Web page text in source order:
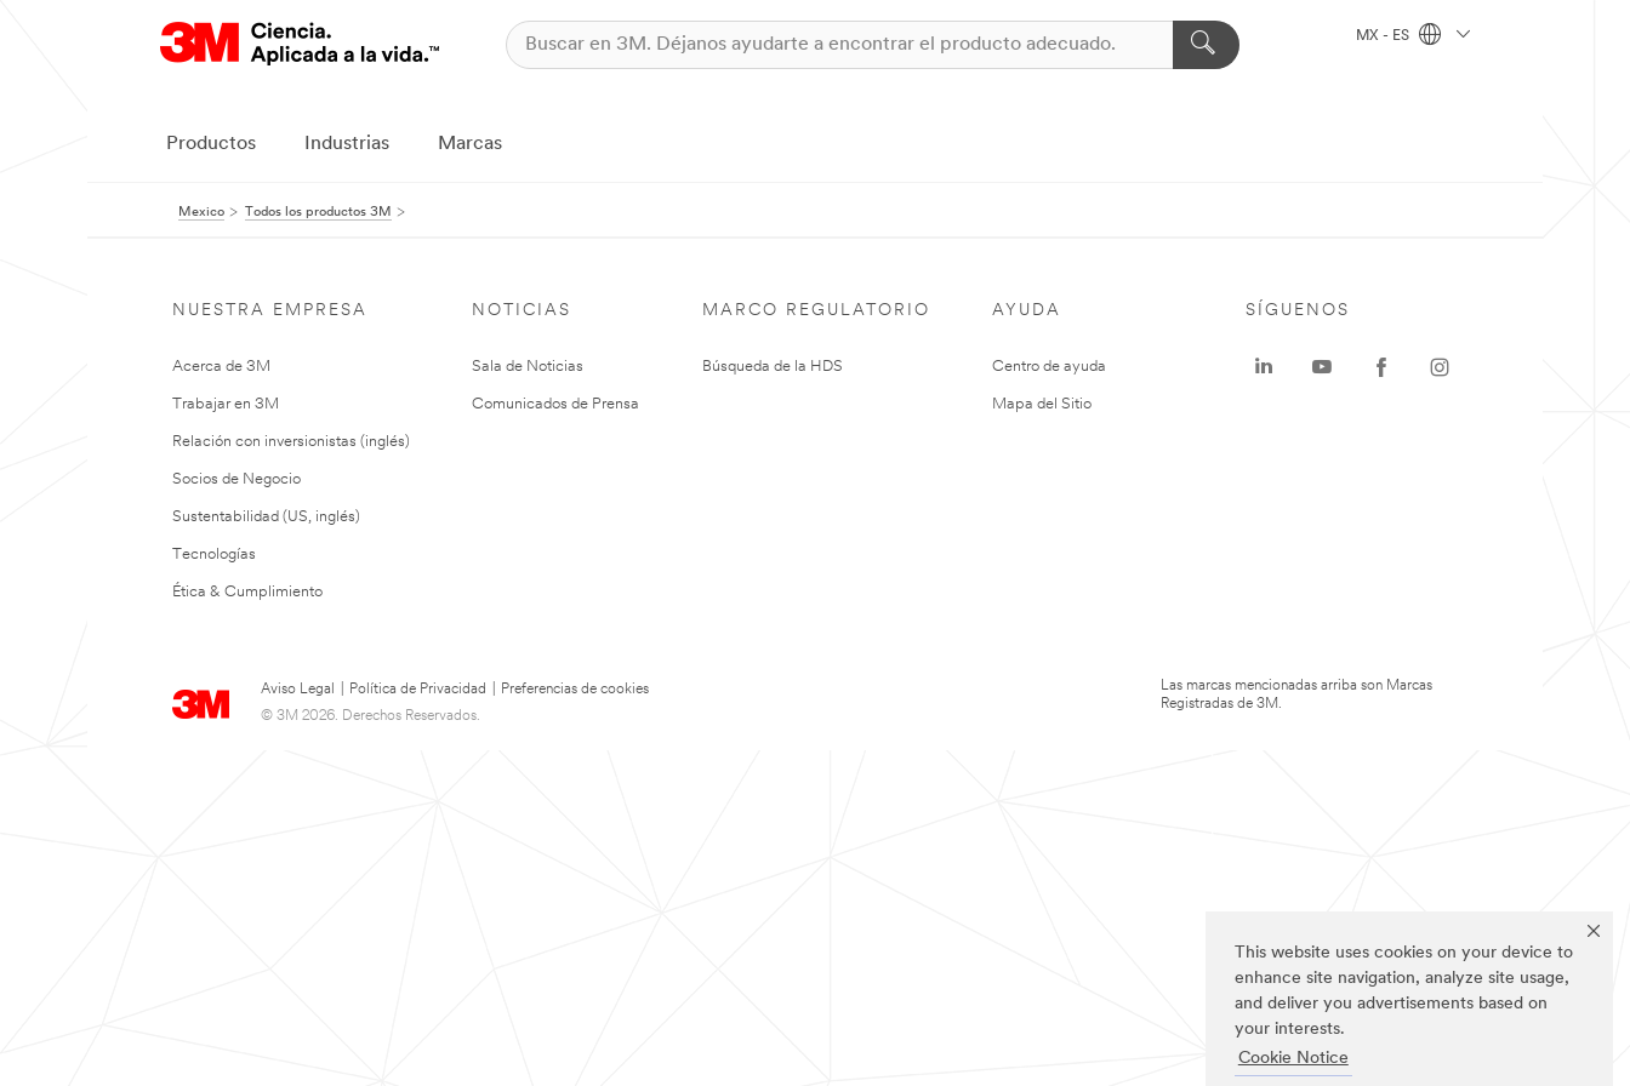
This website uses cookies on your device to
enhance site navigation, analyze site usage,
and deliver you advertisements based on
your interests.
Cookie Notice
MX - ES
Productos Industrias Marcas
Mexico Todos los productos 3M
NUESTRA EMPRESA
Acerca de 3M
Trabajar en 3M
Relación con inversionistas (inglés)
Socios de Negocio
Sustentabilidad (US, inglés)
Tecnologías
Ética & Cumplimiento
NOTICIAS
Sala de Noticias
Comunicados de Prensa
MARCO REGULATORIO
Búsqueda de la HDS
AYUDA
Centro de ayuda
Mapa del Sitio
Aviso Legal Política de Privacidad
Preferencias de cookies
© 3M 2026. Derechos Reservados.
SÍGUENOS
Las marcas mencionadas arriba son Marcas
Registradas de 3M.